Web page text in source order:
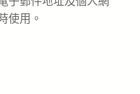
使用。